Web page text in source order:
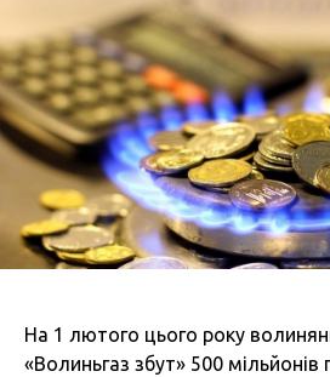
На 1 лютого цього року
«Волиньгаз збут» 500 мільйонів